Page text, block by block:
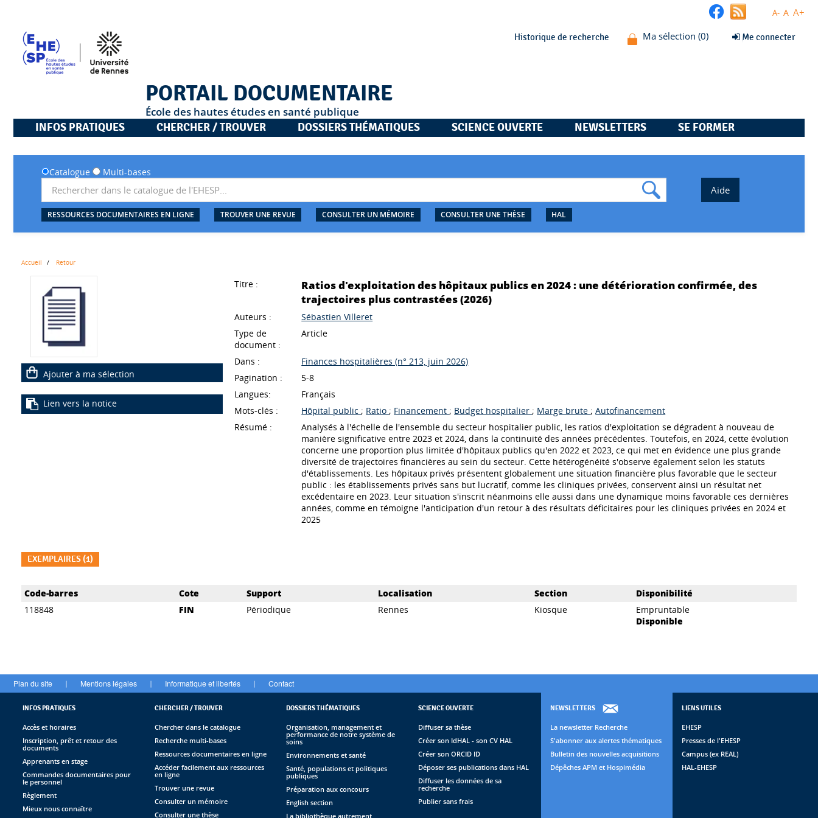
A- A A+
Historique de recherche Me connecter
PORTAIL DOCUMENTAIRE
École des hautes études en santé publique
INFOS PRATIQUES
CHERCHER / TROUVER DOSSIERS THÉMATIQUES SCIENCE OUVERTE NEWSLETTERS SE FORMER
Catalogue Multi-bases
RESSOURCES DOCUMENTAIRES EN LIGNE TROUVER UNE REVUE CONSULTER UN MÉMOIRE CONSULTER UNE THÈSE HAL
Accueil Retour
Ajouter à ma sélection
Lien vers la notice
Titre :
Ratios d'exploitation des hôpitaux publics en 2024 : une détérioration confirmée, des
trajectoires plus contrastées (2026)
Auteurs :
Sébastien Villeret
Type de
document :
Article
Dans :
Finances hospitalières (n° 213, juin 2026)
Pagination :
5-8
Langues:
Français
Mots-clés :
Hôpital public ; Ratio ; Financement ; Budget hospitalier ; Marge brute ; Autofinancement
Résumé :
Analysés à l'échelle de l'ensemble du secteur hospitalier public, les ratios d'exploitation se dégradent à nouveau de
manière significative entre 2023 et 2024, dans la continuité des années précédentes. Toutefois, en 2024, cette évolution
concerne une proportion plus limitée d'hôpitaux publics qu'en 2022 et 2023, ce qui met en évidence une plus grande
diversité de trajectoires financières au sein du secteur. Cette hétérogénéité s'observe également selon les statuts
d'établissements. Les hôpitaux privés présentent globalement une situation financière plus favorable que le secteur
public : les établissements privés sans but lucratif, comme les cliniques privées, conservent ainsi un résultat net
excédentaire en 2023. Leur situation s'inscrit néanmoins elle aussi dans une dynamique moins favorable ces dernières
années, comme en témoigne l'anticipation d'un retour à des résultats déficitaires pour les cliniques privées en 2024 et
2025
EXEMPLAIRES (1)
Liste des exemplaires
Code-barres Cote Support Localisation Section
Disponibilité
118848
FIN Périodique Rennes Kiosque
Empruntable
Disponible
Plan du site | Mentions légales | Informatique et libertés | Contact
INFOS PRATIQUES
Accès et horaires
Inscription, prêt et retour des
documents
Apprenants en stage
Commandes documentaires pour
le personnel
Règlement
Mieux nous connaître
CHERCHER / TROUVER
Chercher dans le catalogue
Recherche multi-bases
Ressources documentaires en ligne
Accéder facilement aux ressources
en ligne
Trouver une revue
Consulter un mémoire
Consulter une thèse
DOSSIERS THÉMATIQUES
Organisation, management et
performance de notre système de
soins
Environnements et santé
Santé, populations et politiques
publiques
Préparation aux concours
English section
La bibliothèque autrement
SCIENCE OUVERTE
Diffuser sa thèse
Créer son IdHAL - son CV HAL
Créer son ORCID ID
Déposer ses publications dans HAL
Diffuser les données de sa
recherche
Publier sans frais
NEWSLETTERS
La newsletter Recherche
S'abonner aux alertes thématiques
Bulletin des nouvelles acquisitions
Dépêches APM et Hospimédia
LIENS UTILES
EHESP
Presses de l'EHESP
Campus (ex REAL)
HAL-EHESP